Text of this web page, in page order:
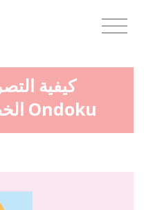
كيفية
الخصم بعد إلغاء اشتراك Ondoku